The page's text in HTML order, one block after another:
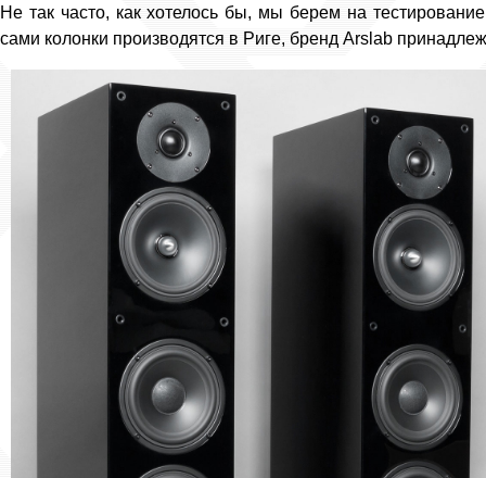
Не так часто, как хотелось бы, мы берем на
сами колонки производятся в Риге, бренд Arslab